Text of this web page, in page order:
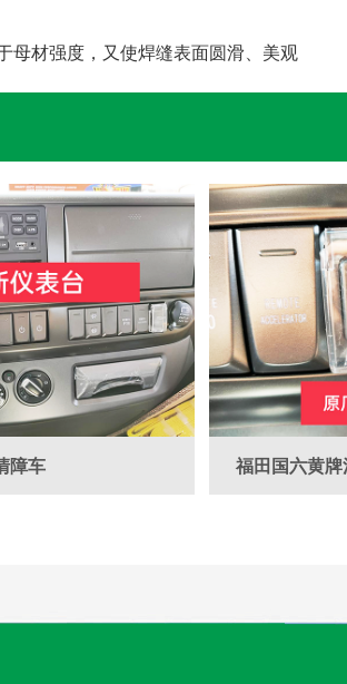
母材强度，又使焊缝表面圆滑、美观

障车 福田国六黄